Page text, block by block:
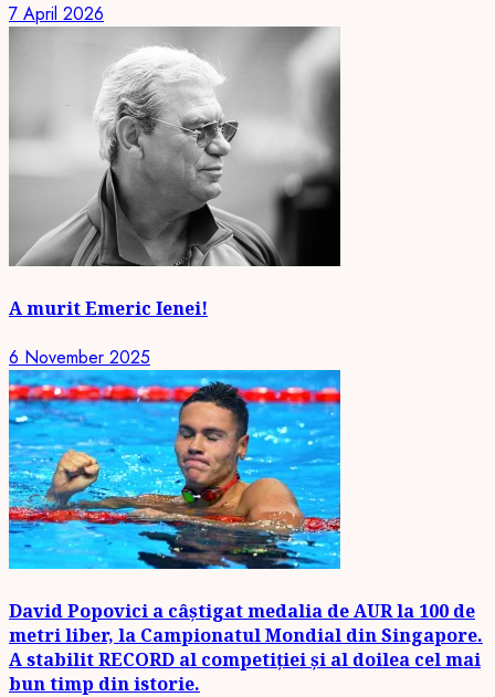
7 April 2026
A murit Emeric Ienei!
6 November 2025
David Popovici a câștigat medalia de AUR la 100 de
metri liber, la Campionatul Mondial din Singapore.
A stabilit RECORD al competiției și al doilea cel mai
bun timp din istorie.